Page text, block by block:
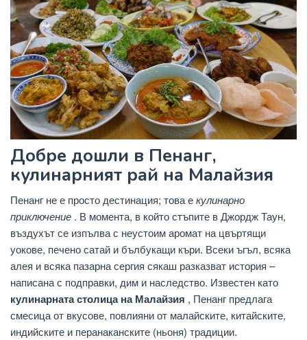
Добре дошли в Пенанг,
кулинарният рай на Малайзия
Пенанг не е просто дестинация; това екулинарно
приключение . В момента, в който стъпите в Джордж Таун,
въздухът се изпълва с неустоим аромат на цвъртящи
уокове, печено сатай и бълбукащи къри. Всеки ъгъл, всяка
алея и всяка пазарна сергия сякаш разказват история –
написана с подправки, дим и наследство. Известен като
кулинарната столица на Малайзия , Пенанг предлага
смесица от вкусове, повлияни от малайските, китайските,
индийските и перанаканските (ньоня) традиции.